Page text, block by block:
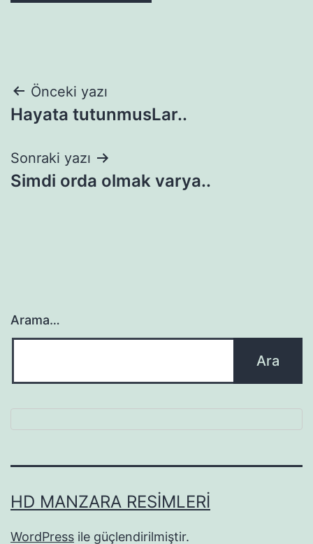
Yazı
gezinmesi
Önceki yazı
Hayata tutunmusLar..
Sonraki yazı
Simdi orda olmak varya..
Arama…
HD MANZARA RESIMLERI
WordPress ile güçlendirilmiştir.